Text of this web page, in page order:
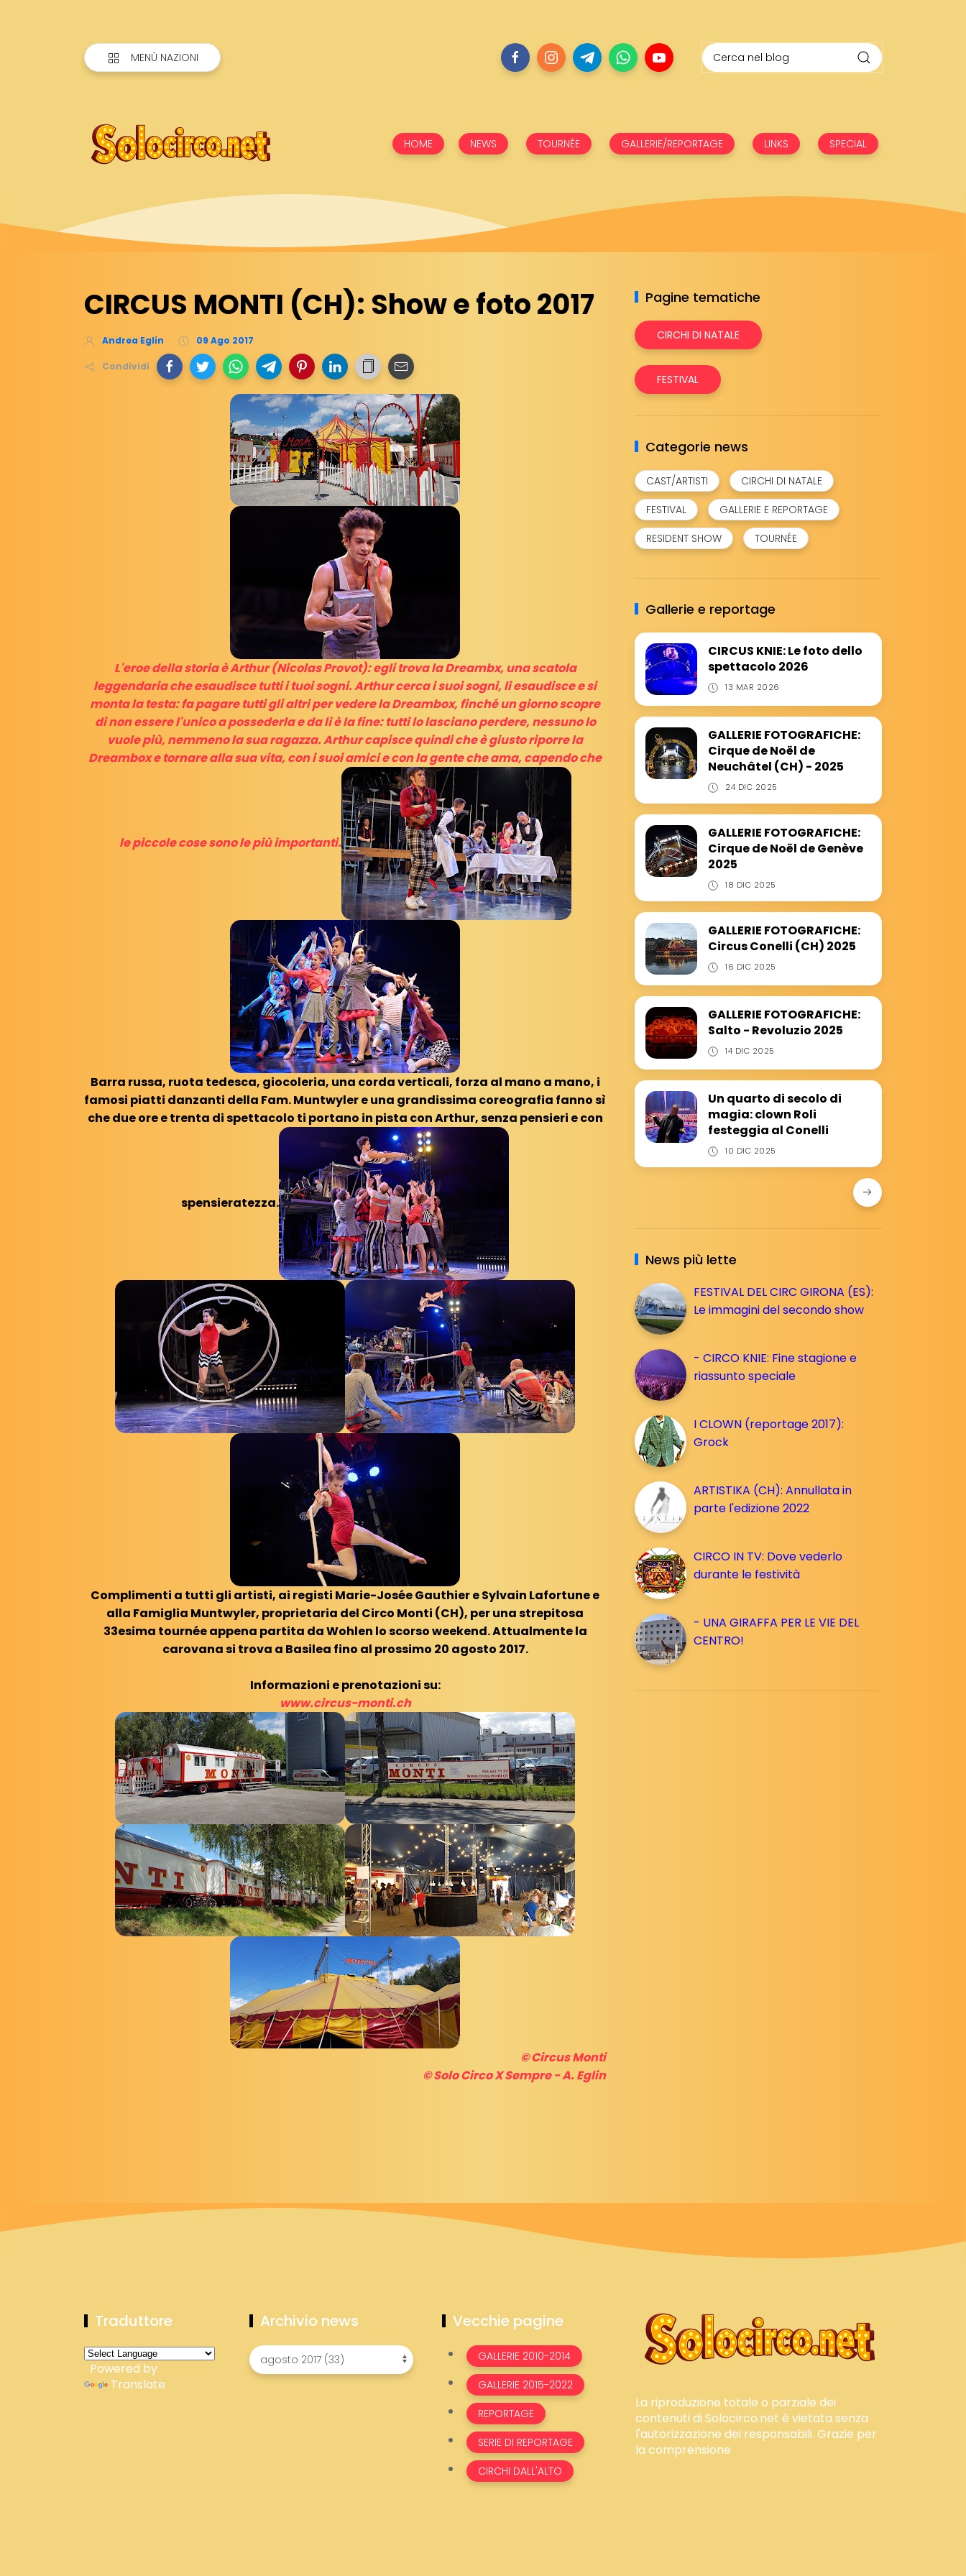
MENÙ NAZIONI
HOME NEWS TOURNÉE GALLERIE/REPORTAGE LINKS SPECIAL
CIRCUS MONTI (CH): Show e foto 2017
Andrea Eglin 09 Ago 2017
Condividi
L'eroe della storia è Arthur (Nicolas Provot): egli trova la Dreambx, una scatola
leggendaria che esaudisce tutti i tuoi sogni. Arthur cerca i suoi sogni, li esaudisce e si
monta la testa: fa pagare tutti gli altri per vedere la Dreambox, finché un giorno scopre
di non essere l'unico a possederla e da lì è la fine: tutti lo lasciano perdere, nessuno lo
vuole più, nemmeno la sua ragazza.Arthur capisce quindi che è giusto riporre la
Dreambox e tornare alla sua vita, con i suoi amici e con la gente che ama, capendo che
le piccole cose sono le più importanti.
Barra russa, ruota tedesca, giocoleria, una corda verticali, forza al mano a mano, i
famosi piatti danzanti della Fam. Muntwyler e una grandissima coreografia fanno sì
che due ore e trenta di spettacolo ti portano in pista con Arthur, senza pensieri e con
spensieratezza.
Complimenti a tutti gli artisti, ai registi Marie-Josée Gauthier e Sylvain Lafortune e
alla Famiglia Muntwyler, proprietaria del Circo Monti (CH), per una strepitosa
33esima tournée appena partita da Wohlen lo scorso weekend. Attualmente la
carovana si trova a Basilea fino al prossimo 20 agosto 2017.
Informazioni e prenotazioni su:
www.circus-monti.ch
© Circus Monti
© Solo Circo X Sempre - A. Eglin
Pagine tematiche
CIRCHI DI NATALE
FESTIVAL
Categorie news
CAST/ARTISTI
CIRCHI DI NATALE
FESTIVAL
GALLERIE E REPORTAGE
RESIDENT SHOW
TOURNÉE
Gallerie e reportage
CIRCUS KNIE: Le foto dello
spettacolo 2026
13 MAR 2026
GALLERIE FOTOGRAFICHE:
Cirque de Noël de
Neuchâtel (CH) - 2025
24 DIC 2025
GALLERIE FOTOGRAFICHE:
Cirque de Noël de Genève
2025
18 DIC 2025
GALLERIE FOTOGRAFICHE:
Circus Conelli (CH) 2025
16 DIC 2025
GALLERIE FOTOGRAFICHE:
Salto - Revoluzio 2025
14 DIC 2025
Un quarto di secolo di
magia: clown Roli
festeggia al Conelli
10 DIC 2025
News più lette
FESTIVAL DEL CIRC GIRONA (ES):
Le immagini del secondo show
- CIRCO KNIE: Fine stagione e
riassunto speciale
I CLOWN (reportage 2017):
Grock
ARTISTIKA (CH): Annullata in
parte l'edizione 2022
CIRCO IN TV: Dove vederlo
durante le festività
- UNA GIRAFFA PER LE VIE DEL
CENTRO!
Traduttore
Powered by
Translate
Archivio news Vecchie pagine
GALLERIE 2010-2014
GALLERIE 2015-2022
REPORTAGE
SERIE DI REPORTAGE
CIRCHI DALL'ALTO
La riproduzione totale o parziale dei
contenuti di Solocirco.net è vietata senza
l'autorizzazione dei responsabili. Grazie per
la comprensione